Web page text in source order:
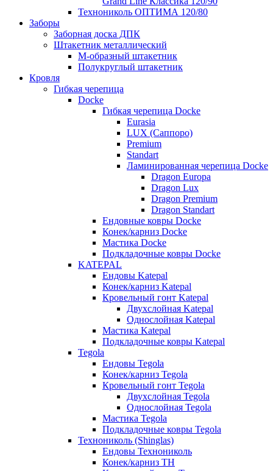
Технониколь ОПТИМА 120/80
Заборы
Заборная доска ДПК
Штакетник металлический
М-образный штакетник
Полукруглый штакетник
Кровля
Гибкая черепица
Docke
Гибкая черепица Docke
Eurasia
LUX (Саппоро)
Premium
Standart
Ламинированная черепица Docke
Dragon Europa
Dragon Lux
Dragon Premium
Dragon Standart
Ендовные ковры Docke
Конек/карниз Docke
Мастика Docke
Подкладочные ковры Docke
KATEPAL
Ендовы Katepal
Конек/карниз Katepal
Кровельный гонт Katepal
Двухслойная Katepal
Однослойная Katepal
Мастика Katepal
Подкладочные ковры Katepal
Tegola
Ендовы Tegola
Конек/карниз Tegola
Кровельный гонт Tegola
Двухслойная Tegola
Однослойная Tegola
Мастика Tegola
Подкладочные ковры Tegola
Технониколь (Shinglas)
Ендовы Технониколь
Конек/карниз ТН